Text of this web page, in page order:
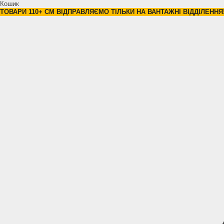
Кошик
ТОВАРИ 110+ СМ ВІДПРАВЛЯЄМО ТІЛЬКИ НА ВАНТАЖНІ